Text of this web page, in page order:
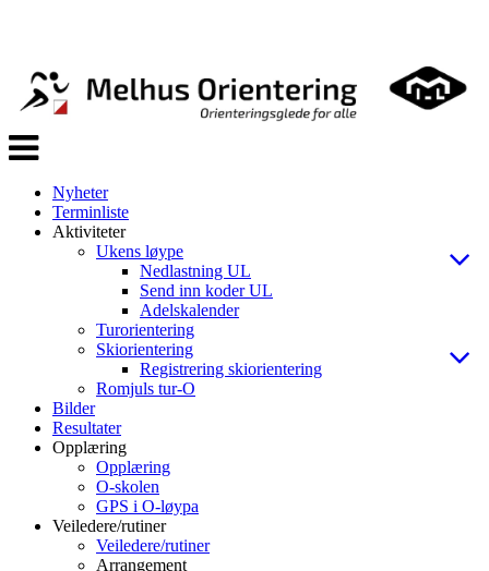
Veksle
navigasjon
Nyheter
Terminliste
Aktiviteter
Ukens løype
Nedlastning UL
Send inn koder UL
Adelskalender
Turorientering
Skiorientering
Registrering skiorientering
Romjuls tur-O
Bilder
Resultater
Opplæring
Opplæring
O-skolen
GPS i O-løypa
Veiledere/rutiner
Veiledere/rutiner
Arrangement